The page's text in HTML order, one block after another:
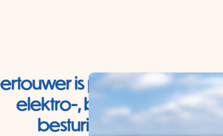
is partner in
elektro-, beveiligings- en
besturingstechniek.